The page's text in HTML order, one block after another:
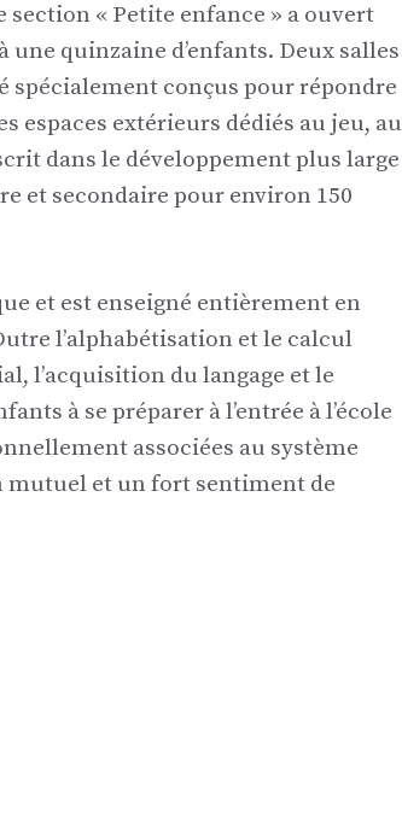
« Petite enfance » a ouvert
quinzaine d’enfants. Deux salles
spécialement conçus pour répondre
espaces extérieurs dédiés au jeu, au
dans le développement plus large
et secondaire pour environ 150
et est enseigné entièrement en
l’alphabétisation et le calcul
l’acquisition du langage et le
à se préparer à l’entrée à l’école
associées au système
et un fort sentiment de